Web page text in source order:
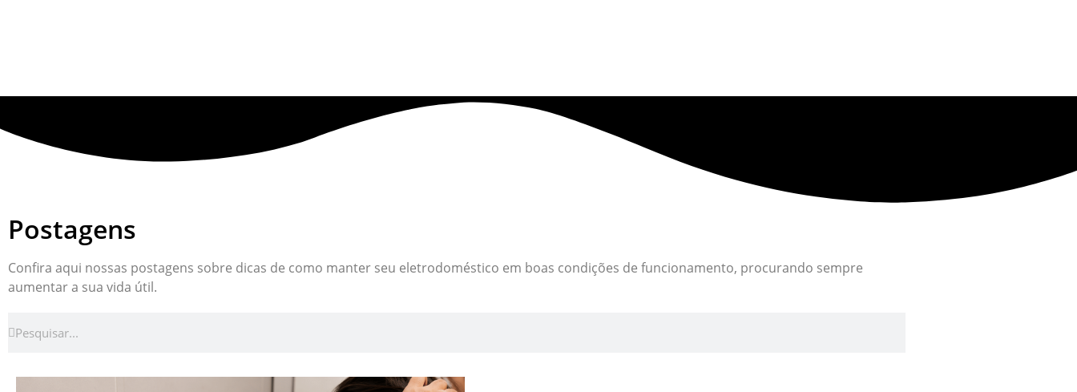
Postagens
Confira aqui nossas postagens sobre dicas de como manter seu eletrodoméstico em boas condições de funcionamento, procurando sempre
aumentar a sua vida útil.